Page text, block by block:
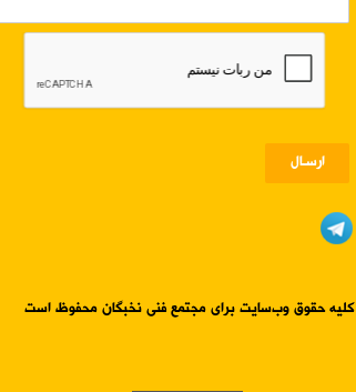
ارسـال
کلیه حقوق وب‌سایت برای مجتمع فنی نخبگان محفوظ است